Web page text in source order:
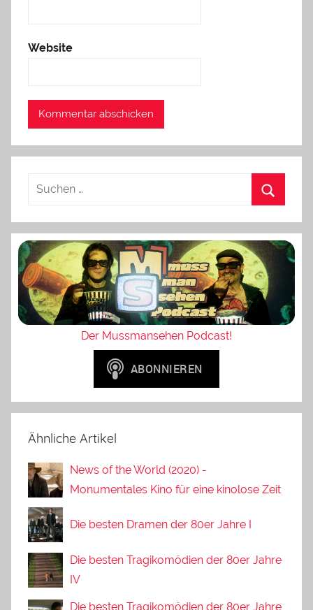
Website
Der Mussmansehen Podcast!
Ähnliche Artikel
News of the World (2020) -
Monumentales Kino für eine kinolose Zeit
Die besten Dramen der 80er Jahre I
Die besten Tragikomödien der 80er Jahre
IV
Die besten Tragikomödien der 80er Jahre